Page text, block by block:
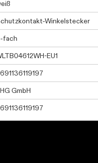
Winkelstecker
fach
EU1
GmbH